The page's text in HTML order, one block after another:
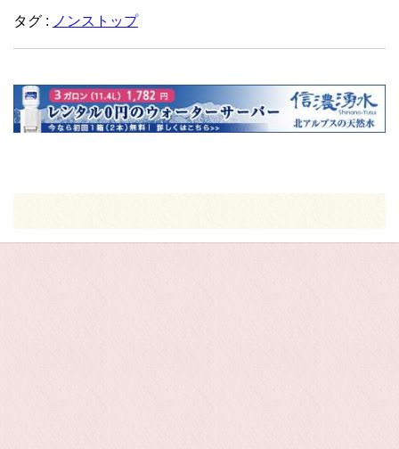
タグ : ノンストップ